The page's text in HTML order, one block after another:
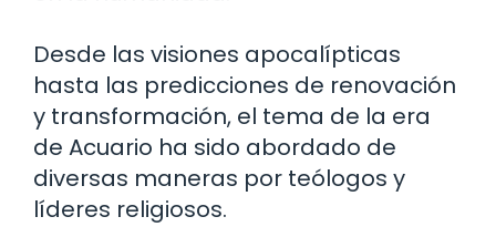
Desde las visiones apocalípticas
hasta las predicciones de renovación
y transformación, el tema de la era
de Acuario ha sido abordado de
diversas maneras por teólogos y
líderes religiosos.